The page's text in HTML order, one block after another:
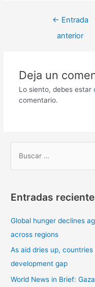
← Entrada
anterior
Deja un
Lo siento, debes estar
comentario.
u
c
o
r
:
Entradas
Global hunger declines
across regions
As aid dries up,
development gap
World News in Brief: